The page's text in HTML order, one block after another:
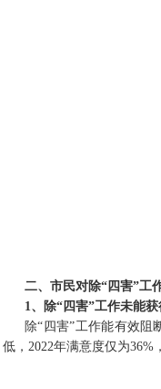
二、市民对除“四害”工
1、除“四害”工作未能
除“四害”工作能有效
低，2022年满意度仅为36%